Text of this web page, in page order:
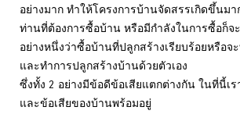
อย่างมาก ทำให้โครงการบ้านจัดสรรเกิดขึ้นม
ท่านที่ต้องการซื้อบ้าน หรือมีกำลังในการซื้อก็จ
อย่างหนึ่งว่าซื้อบ้านที่ปลูกสร้างเรียบร้อยหรือจ
และทำการปลูกสร้างบ้านด้วยตัวเอง
ซึ่งทั้ง 2 อย่างมีข้อดีข้อเสียแตกต่างกัน ในที่นี้เ
และข้อเสียของบ้านพร้อมอยู่